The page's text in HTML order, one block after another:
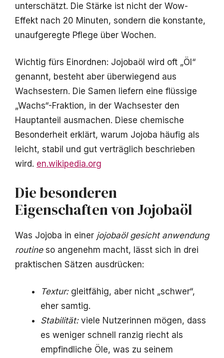
unterschätzt. Die Stärke ist nicht der Wow-
Effekt nach 20 Minuten, sondern die konstante,
unaufgeregte Pflege über Wochen.
Wichtig fürs Einordnen: Jojobaöl wird oft „Öl“
genannt, besteht aber überwiegend aus
Wachsestern. Die Samen liefern eine flüssige
„Wachs“-Fraktion, in der Wachsester den
Hauptanteil ausmachen. Diese chemische
Besonderheit erklärt, warum Jojoba häufig als
leicht, stabil und gut verträglich beschrieben
wird. en.wikipedia.org
Die besonderen
Eigenschaften von Jojobaöl
Was Jojoba in einer jojobaöl gesicht anwendung
routineso angenehm macht, lässt sich in drei
praktischen Sätzen ausdrücken:
Textur:gleitfähig, aber nicht „schwer“,
eher samtig.
Stabilität:viele Nutzerinnen mögen, dass
es weniger schnell ranzig riecht als
empfindliche Öle, was zu seinem